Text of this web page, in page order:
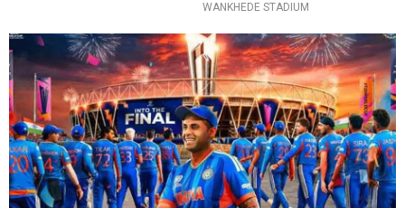
WANKHEDE STADIUM